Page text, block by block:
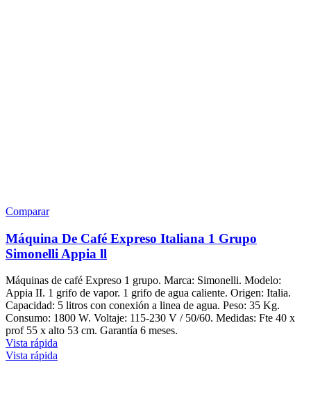
Comparar
Máquina De Café Expreso Italiana 1 Grupo
Simonelli Appia ll
Máquinas de café Expreso 1 grupo. Marca: Simonelli. Modelo:
Appia II. 1 grifo de vapor. 1 grifo de agua caliente. Origen: Italia.
Capacidad: 5 litros con conexión a linea de agua. Peso: 35 Kg.
Consumo: 1800 W. Voltaje: 115-230 V / 50/60. Medidas: Fte 40 x
prof 55 x alto 53 cm. Garantía 6 meses.
Vista rápida
Vista rápida